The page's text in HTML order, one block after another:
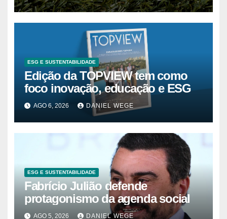
nos 62%
ESG E SUSTENTABILIDADE
Edição da TOPVIEW tem como
foco inovação, educação e ESG
AGO 6, 2026 DANIEL WEGE
ESG E SUSTENTABILIDADE
Fabrício Julião defende
protagonismo da agenda social
AGO 5, 2026 DANIEL WEGE